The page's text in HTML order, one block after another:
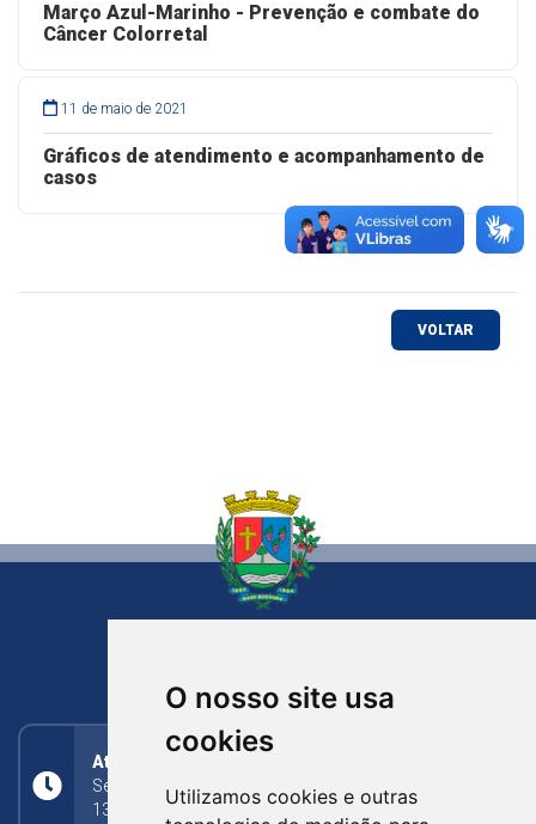
O nosso site usa
cookies
Utilizamos cookies e outras
Março Azul-Marinho - Prevenção e combate do
Câncer Colorretal
11 de maio de 2021
Gráficos de atendimento e acompanhamento de
casos
VOLTAR
Atendimento
Segunda a Sexta: 8h às 11h30min (manhã);
13h30min às 17h (tarde)